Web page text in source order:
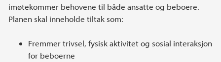
imøtekommer behovene til både ansatte og beboere.
Planen skal inneholde tiltak som:
Fremmer trivsel, fysisk aktivitet og sosial interaksjon
for beboerne